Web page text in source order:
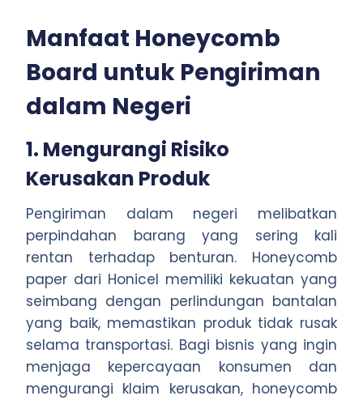
Manfaat Honeycomb
Board untuk Pengiriman
dalam Negeri
1. Mengurangi Risiko
Kerusakan Produk
Pengiriman dalam negeri melibatkan
perpindahan barang yang sering kali
rentan terhadap benturan. Honeycomb
paper dari Honicel memiliki kekuatan yang
seimbang dengan perlindungan bantalan
yang baik, memastikan produk tidak rusak
selama transportasi. Bagi bisnis yang ingin
menjaga kepercayaan konsumen dan
mengurangi klaim kerusakan, honeycomb